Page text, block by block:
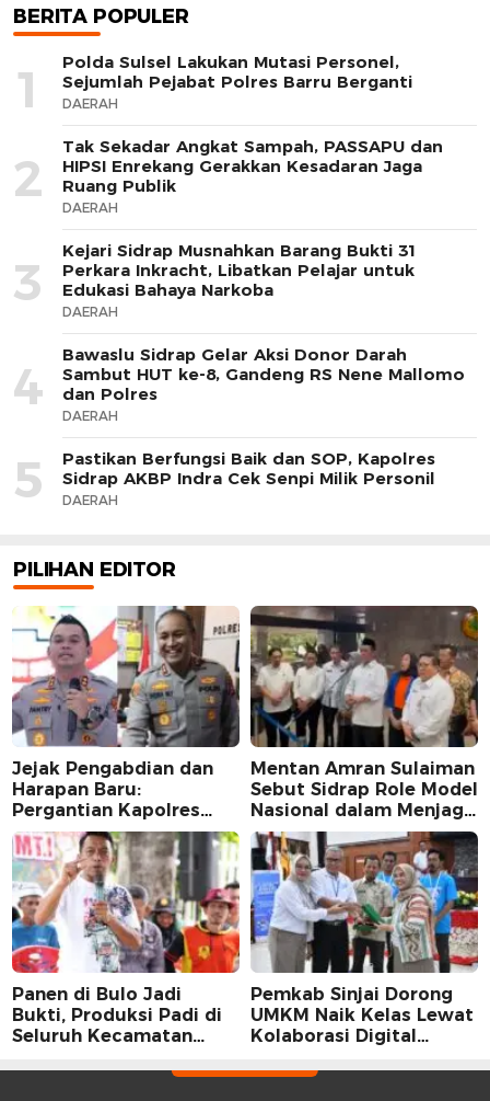
BERITA POPULER
1
Polda Sulsel Lakukan Mutasi Personel,
Sejumlah Pejabat Polres Barru Berganti
DAERAH
2
Tak Sekadar Angkat Sampah, PASSAPU dan
HIPSI Enrekang Gerakkan Kesadaran Jaga
Ruang Publik
DAERAH
3
Kejari Sidrap Musnahkan Barang Bukti 31
Perkara Inkracht, Libatkan Pelajar untuk
Edukasi Bahaya Narkoba
DAERAH
4
Bawaslu Sidrap Gelar Aksi Donor Darah
Sambut HUT ke-8, Gandeng RS Nene Mallomo
dan Polres
DAERAH
5
Pastikan Berfungsi Baik dan SOP, Kapolres
Sidrap AKBP Indra Cek Senpi Milik Personil
DAERAH
PILIHAN EDITOR
Jejak Pengabdian dan
Harapan Baru:
Pergantian Kapolres
Sidrap dalam Perspektif
Karier Dua Perwira
Mentan Amran Sulaiman
Sebut Sidrap Role Model
Nasional dalam Menjaga
Stabilitas Harga Telur
Panen di Bulo Jadi
Bukti, Produksi Padi di
Seluruh Kecamatan
Peningkatan
Pemkab Sinjai Dorong
UMKM Naik Kelas Lewat
Kolaborasi Digital